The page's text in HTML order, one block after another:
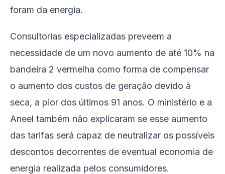
foram da energia.
Consultorias especializadas preveem a
necessidade de um novo aumento de até 10% na
bandeira 2 vermelha como forma de compensar
o aumento dos custos de geração devido à
seca, a pior dos últimos 91 anos. O ministério e a
Aneel também não explicaram se esse aumento
das tarifas será capaz de neutralizar os possíveis
descontos decorrentes de eventual economia de
energia realizada pelos consumidores.